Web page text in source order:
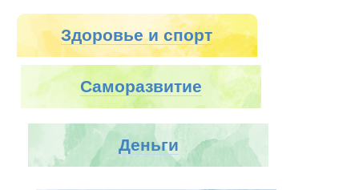
Здоровье и спорт
Саморазвитие
Деньги